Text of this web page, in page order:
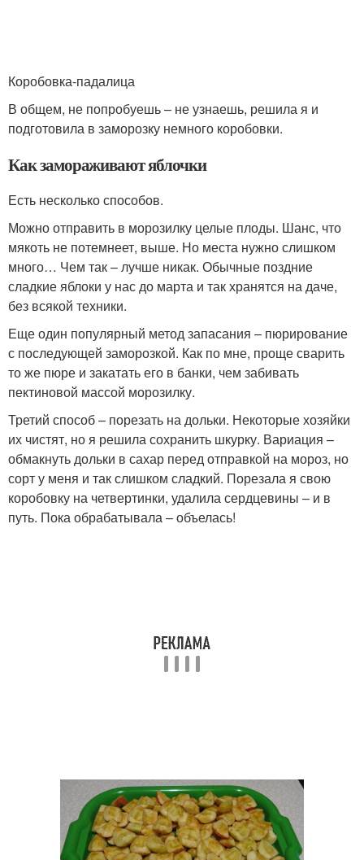
Коробовка-падалица
В общем, не попробуешь – не узнаешь, решила я и
подготовила в заморозку немного коробовки.
Как замораживают яблочки
Есть несколько способов.
Можно отправить в морозилку целые плоды. Шанс, что
мякоть не потемнеет, выше. Но места нужно слишком
много… Чем так – лучше никак. Обычные поздние
сладкие яблоки у нас до марта и так хранятся на даче,
без всякой техники.
Еще один популярный метод запасания – пюрирование
с последующей заморозкой. Как по мне, проще сварить
то же пюре и закатать его в банки, чем забивать
пектиновой массой морозилку.
Третий способ – порезать на дольки. Некоторые хозяйки
их чистят, но я решила сохранить шкурку. Вариация –
обмакнуть дольки в сахар перед отправкой на мороз, но
сорт у меня и так слишком сладкий. Порезала я свою
коробовку на четвертинки, удалила сердцевины – и в
путь. Пока обрабатывала – объелась!